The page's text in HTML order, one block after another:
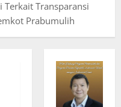
Terkait Transparansi
Prabumulih